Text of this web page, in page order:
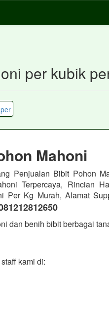
per kubik
Mahoni
Penjualan Bibit Pohon
Terpercaya, Rincian
Per Kg Murah, Alamat
dan benih bibit berbagai
kami di: